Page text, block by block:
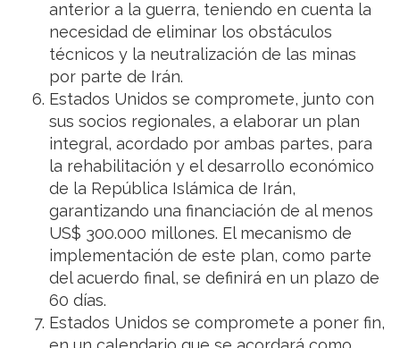
anterior a la guerra, teniendo en cuenta la
necesidad de eliminar los obstáculos
técnicos y la neutralización de las minas
por parte de Irán.
Estados Unidos se compromete, junto con
sus socios regionales, a elaborar un plan
integral, acordado por ambas partes, para
la rehabilitación y el desarrollo económico
de la República Islámica de Irán,
garantizando una financiación de al menos
US$ 300.000 millones. El mecanismo de
implementación de este plan, como parte
del acuerdo final, se definirá en un plazo de
60 días.
Estados Unidos se compromete a poner fin,